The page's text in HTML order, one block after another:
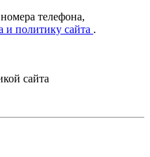
телефона,
и политику сайта .
сайта